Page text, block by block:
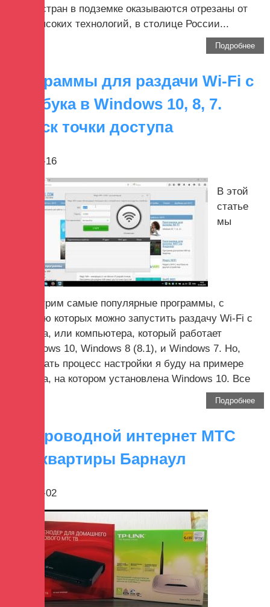
других стран в подземке оказываются отрезаны от
мира высоких технологий, в столице России...
Подробнее
Программы для раздачи Wi-Fi с
ноутбука в Windows 10, 8, 7.
Запуск точки доступа
2017-10-16
В этой
статье
мы
рассмотрим самые популярные программы, с
помощью которых можно запустить раздачу Wi-Fi с
ноутбука, или компьютера, который работает
на Windows 10, Windows 8 (8.1), и Windows 7. Но,
показывать процесс настройки я буду на примере
ноутбука, на котором установлена Windows 10. Все
Подробнее
Беспроводной интернет МТС
для квартиры Барнаул
2017-09-02